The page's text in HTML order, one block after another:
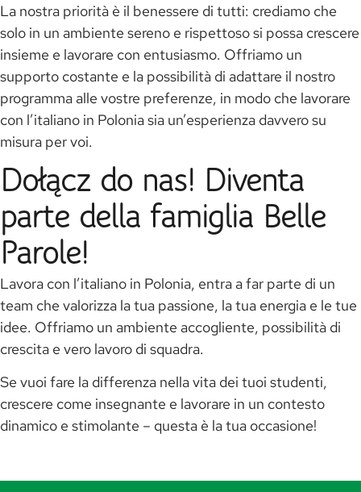
La nostra priorità è il benessere di tutti: crediamo che
solo in un ambiente sereno e rispettoso si possa crescere
insieme e lavorare con entusiasmo. Offriamo un
supporto costante e la possibilità di adattare il nostro
programma alle vostre preferenze, in modo che lavorare
con l’italiano in Polonia sia un’esperienza davvero su
misura per voi.
Dołącz do nas! Diventa
parte della famiglia Belle
Parole!
Lavora con l’italiano in Polonia, entra a far parte di un
team che valorizza la tua passione, la tua energia e le tue
idee. Offriamo un ambiente accogliente, possibilità di
crescita e vero lavoro di squadra.
Se vuoi fare la differenza nella vita dei tuoi studenti,
crescere come insegnante e lavorare in un contesto
dinamico e stimolante – questa è la tua occasione!